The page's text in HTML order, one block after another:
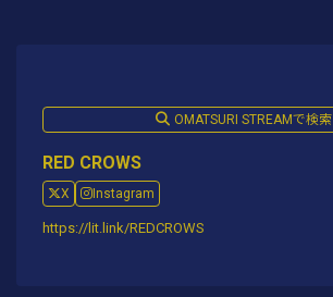
OMATSURI STREAMで検索
RED CROWS
X Instagram
https://lit.link/REDCROWS